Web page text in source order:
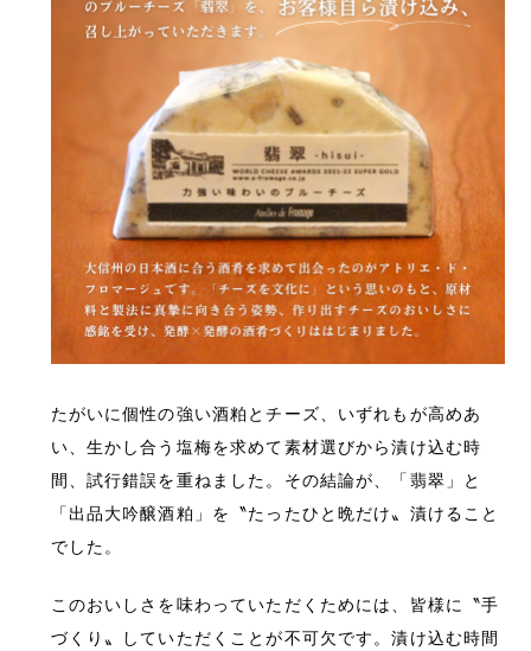
たがいに個性の強い酒粕とチーズ、いずれもが高めあ
い、生かし合う塩梅を求めて素材選びから漬け込む時
間、試行錯誤を重ねました。その結論が、「翡翠」と
「出品大吟醸酒粕」を〝たったひと晩だけ〟漬けること
でした。
このおいしさを味わっていただくためには、皆様に〝手
づくり〟していただくことが不可欠です。漬け込む時間